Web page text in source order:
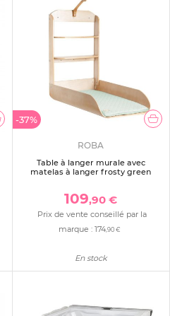
-37%
ROBA
Table à langer murale avec
matelas à langer frosty green
109,90 €
Prix de vente conseillé par la
marque : 174,90 €
En stock